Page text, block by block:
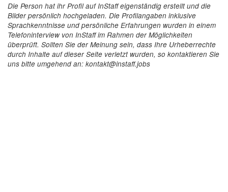
Die Person hat ihr Profil auf InStaff eigenständig erstellt und die
Bilder persönlich hochgeladen. Die Profilangaben inklusive
Sprachkenntnisse und persönliche Erfahrungen wurden in einem
Telefoninterview von InStaff im Rahmen der Möglichkeiten
überprüft. Sollten Sie der Meinung sein, dass Ihre Urheberrechte
durch Inhalte auf dieser Seite verletzt wurden, so kontaktieren Sie
uns bitte umgehend an: kontakt@instaff.jobs